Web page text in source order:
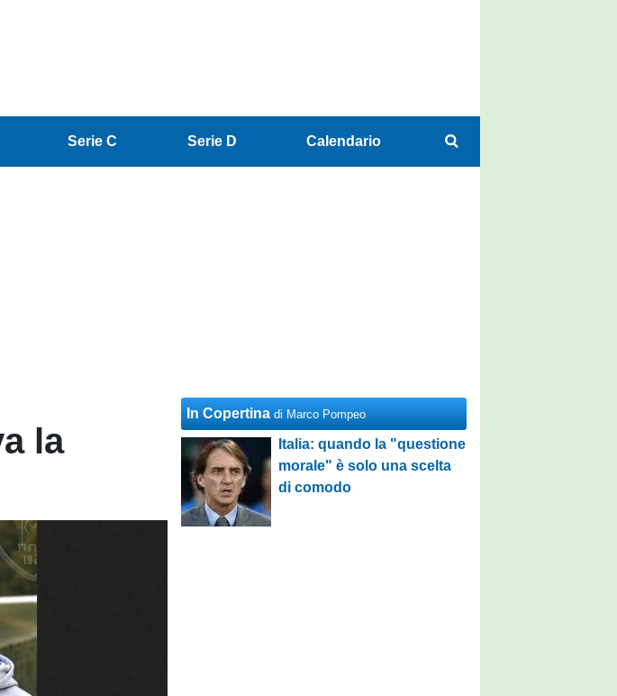
Serie C Serie D Calendario
la
In Copertina di Marco Pompeo
Italia: quando la "questione
morale" è solo una scelta
di comodo